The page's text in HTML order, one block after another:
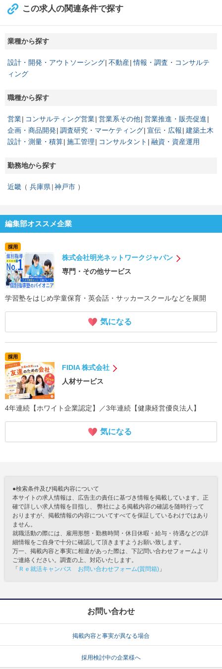
この求人の関連条件で探す
業種から探す
設計・開発・アウトソーシング 不動産 情報・調査・コンサルテ
ィング
職種から探す
営業 コンサルティング営業 営業系その他 営業推進・販売促進
企画・商品開発 調査研究・マーケティング 宣伝・広報 建築土木
設計・測量・積算 施工管理 コンサルタント 融資・資産運用
勤務地から探す
近畿 兵庫県 神戸市
編集部オススメ企業
採用
株式会社明光ネットワークジャパン
専門・その他サービス
学習塾をはじめ学童保育・英会話・サッカースクールなどを展開
気になる
採用
FIDIA 株式会社
人材サービス
4年連続【ホワイト企業認定】／3年連続【健康経営優良法人】
気になる
●検索条件及び掲載内容について
本サイトの求人情報は、広告主の責任に基づき情報を掲載しています。正
確で詳しい求人情報を目指し、 弊社による掲載内容の確認を随時行って
おりますが、掲載情報の内容についてすべてを保証しているわけではあり
ません。
就職活動の際には、雇用形態・勤務時間・休日休暇・給与・待遇などの詳
細情報をご自身で十分に確認して頂きますようお願い致します。
万一、掲載内容と事実に相違があった際は、下記問い合わせフォームより
ご連絡ください。調査の上、対応いたします。
「 Ｒｅ就活キャンパス お問い合わせフォーム(質問箱) 」
お問い合わせ
掲載内容と事実が異なる場合
採用検討中の企業様へ